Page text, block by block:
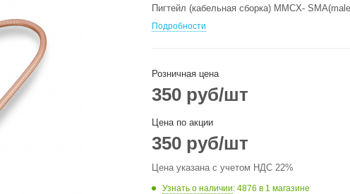
Пигтейл (кабельная сборка) MMCX-
Подробности
Розничная цена
350 руб/шт
Цена по акции
350 руб/шт
Цена указана с учетом НДС 22%
Узнать о наличии: 4876 в 1 магазине